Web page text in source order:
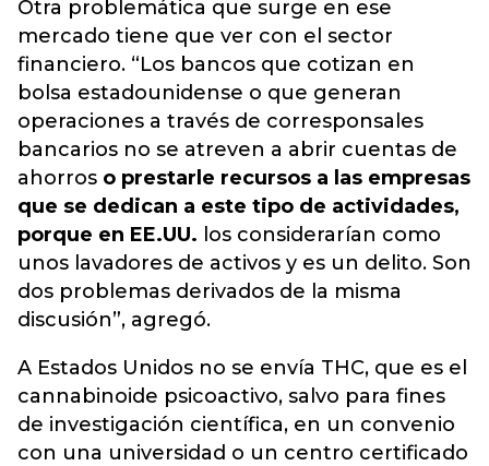
Otra problemática que surge en ese
mercado tiene que ver con el sector
financiero. “Los bancos que cotizan en
bolsa estadounidense o que generan
operaciones a través de corresponsales
bancarios no se atreven a abrir cuentas de
ahorros o prestarle recursos a las empresas
que se dedican a este tipo de actividades,
porque en EE.UU. los considerarían como
unos lavadores de activos y es un delito. Son
dos problemas derivados de la misma
discusión”, agregó.
A Estados Unidos no se envía THC, que es el
cannabinoide psicoactivo, salvo para fines
de investigación científica, en un convenio
con una universidad o un centro certificado